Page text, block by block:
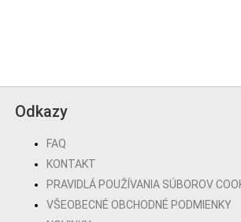
Odkazy
FAQ
KONTAKT
PRAVIDLÁ POUŽÍVANIA SÚBOROV
VŠEOBECNÉ OBCHODNÉ PODMIENKY